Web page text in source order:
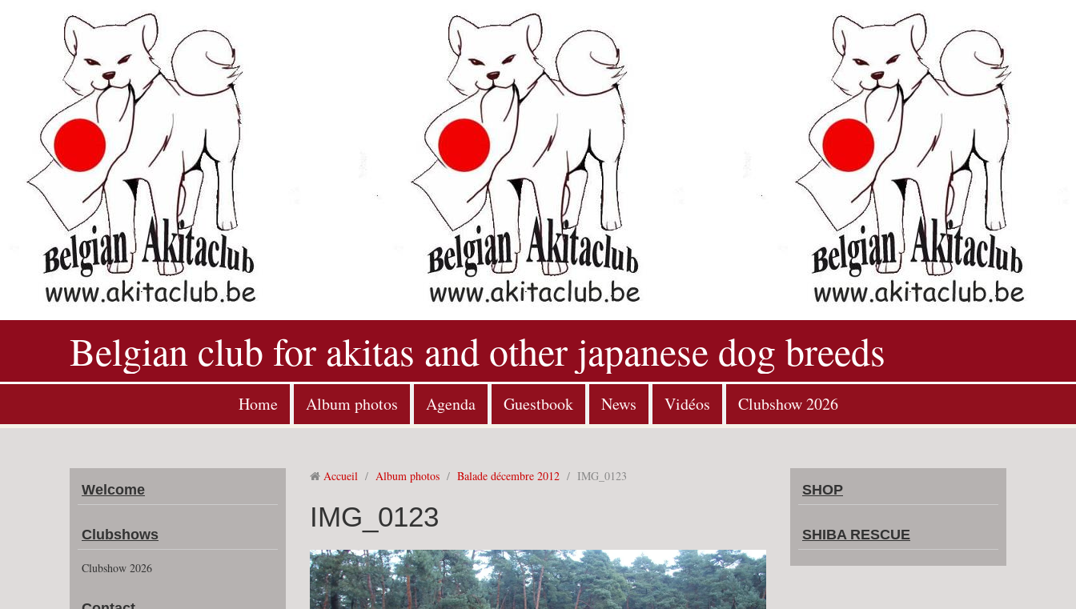
Belgian club for akitas and other japanese dog breeds
Home Album photos Agenda Guestbook News Vidéos Clubshow 2026
Welcome
Clubshows
Clubshow 2026
Accueil / Album photos / Balade décembre 2012 / IMG_0123
IMG_0123
SHOP
SHIBA RESCUE